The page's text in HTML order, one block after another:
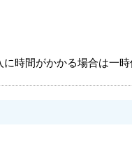
時間がかかる場合は一時